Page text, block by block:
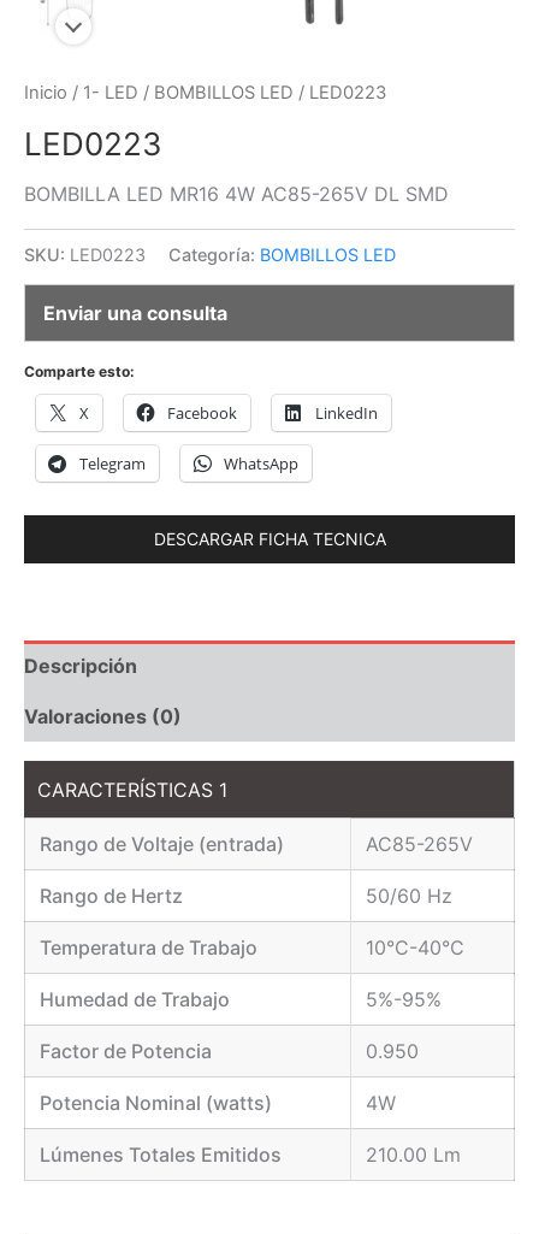
Inicio / 1- LED / BOMBILLOS LED / LED0223
LED0223
BOMBILLA LED MR16 4W AC85-265V DL SMD
SKU: LED0223 Categoría: BOMBILLOS LED
Enviar una consulta
Comparte esto:
X Facebook LinkedIn
Telegram WhatsApp
DESCARGAR FICHA TECNICA
Descripción
Valoraciones (0)
CARACTERÍSTICAS 1
Rango de Voltaje (entrada) AC85-265V
Rango de Hertz 50/60 Hz
Temperatura de Trabajo 10°C-40°C
Humedad de Trabajo 5%-95%
Factor de Potencia 0.950
Potencia Nominal (watts) 4W
Lúmenes Totales Emitidos 210.00 Lm